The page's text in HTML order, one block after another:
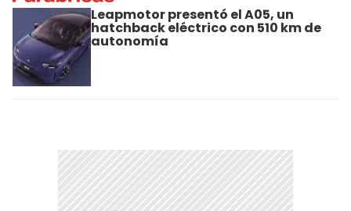
Leapmotor presentó el A05, un
hatchback eléctrico con 510 km de
autonomía